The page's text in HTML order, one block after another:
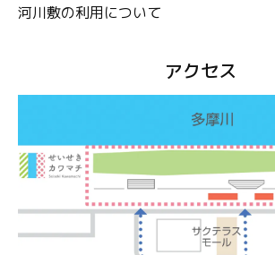
河川敷の利用について
アクセス